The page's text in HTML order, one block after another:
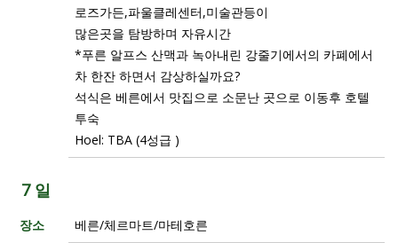
로즈가든,파울클레센터,미술관등이
많은곳을 탐방하며 자유시간
*푸른 알프스 산맥과 녹아내린 강줄기에서의 카폐에서
차 한잔 하면서 감상하실까요?
석식은 베른에서 맛집으로 소문난 곳으로 이동후 호텔
투숙
Hoel: TBA (4성급 )
7 일
장소 베른/체르마트/마테호른